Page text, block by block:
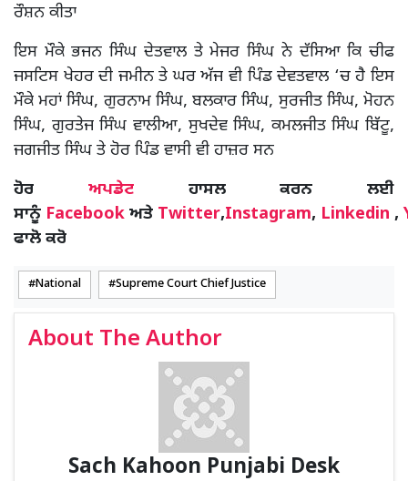
ਰੌਸ਼ਨ ਕੀਤਾ
ਇਸ ਮੌਕੇ ਭਜਨ ਸਿੰਘ ਦੇਤਵਾਲ ਤੇ ਮੇਜਰ ਸਿੰਘ ਨੇ ਦੱਸਿਆ ਕਿ ਚੀਫ
ਜਸਟਿਸ ਖੇਹਰ ਦੀ ਜਮੀਨ ਤੇ ਘਰ ਅੱਜ ਵੀ ਪਿੰਡ ਦੇਵਤਵਾਲ ‘ਚ ਹੈ ਇਸ
ਮੌਕੇ ਮਹਾਂ ਸਿੰਘ, ਗੁਰਨਾਮ ਸਿੰਘ, ਬਲਕਾਰ ਸਿੰਘ, ਸੁਰਜੀਤ ਸਿੰਘ, ਮੋਹਨ
ਸਿੰਘ, ਗੁਰਤੇਜ ਸਿੰਘ ਵਾਲੀਆ, ਸੁਖਦੇਵ ਸਿੰਘ, ਕਮਲਜੀਤ ਸਿੰਘ ਬਿੱਟੂ,
ਜਗਜੀਤ ਸਿੰਘ ਤੇ ਹੋਰ ਪਿੰਡ ਵਾਸੀ ਵੀ ਹਾਜ਼ਰ ਸਨ
ਹੋਰ ਅਪਡੇਟਹਾਸਲ ਕਰਨ ਲਈ
ਸਾਨੂੰ Facebook ਅਤੇ Twitter,Instagram, Linkedin ,
ਫਾਲੋ ਕਰੋ
National Supreme Court Chief Justice
About The Author
Sach Kahoon Punjabi Desk